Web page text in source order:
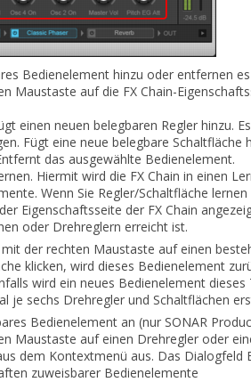
Bedienelement hinzu oder entfernen es
Maustaste auf die FX Chain-
einen neuen belegbaren Regler hinzu.
Fügt eine neue belegbare Schaltfläche
das ausgewählte Bedienelement.
Hiermit wird die FX Chain in einen
Wenn Sie Regler/Schaltfläche lernen
Eigenschaftsseite der FX Chain
oder Drehreglern erreicht ist.
mit der rechten Maustaste auf einen
klicken, wird dieses Bedienelement
wird ein neues Bedienelement dieses
je sechs Drehregler und Schaltflächen
Bedienelement an (nur SONAR
Maustaste auf einen Drehregler oder
dem Kontextmenü aus. Das Dialogfeld
zuweisbarer Bedienelemente